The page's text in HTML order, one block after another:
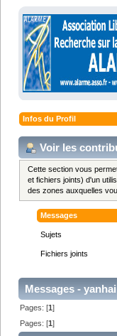
Infos du Profil
Voir les
Cette section vous
et fichiers joints) d'un
des zones auxquelles
Messages
Sujets
Fichiers joints
Messages - yanhai
Pages: [1]
Pages: [1]